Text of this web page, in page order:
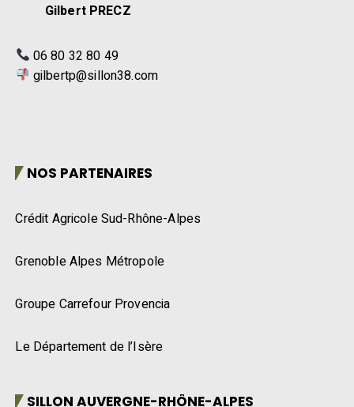
Gilbert PRECZ
06 80 32 80 49
gilbertp@sillon38.com
NOS PARTENAIRES
Crédit Agricole Sud-Rhône-Alpes
Grenoble Alpes Métropole
Groupe Carrefour Provencia
Le Département de l’Isère
SILLON AUVERGNE-RHÔNE-ALPES